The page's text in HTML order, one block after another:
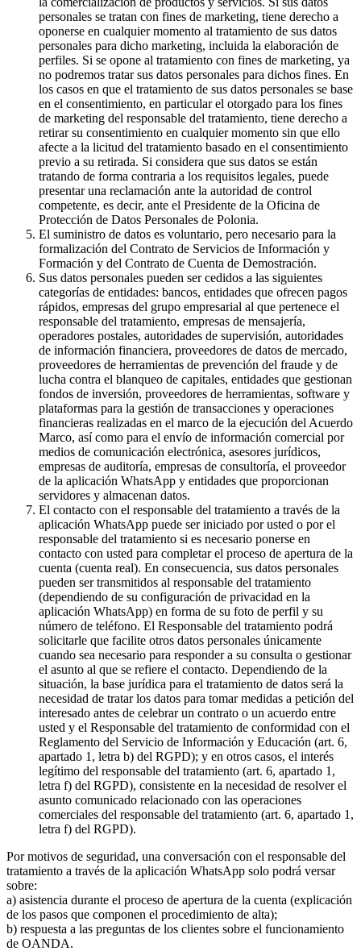
personales se tratan con fines de marketing, tiene derecho a
oponerse en cualquier momento al tratamiento de sus datos
personales para dicho marketing, incluida la elaboración de
perfiles. Si se opone al tratamiento con fines de marketing, ya
no podremos tratar sus datos personales para dichos fines. En
los casos en que el tratamiento de sus datos personales se base
en el consentimiento, en particular el otorgado para los fines
de marketing del responsable del tratamiento, tiene derecho a
retirar su consentimiento en cualquier momento sin que ello
afecte a la licitud del tratamiento basado en el consentimiento
previo a su retirada. Si considera que sus datos se están
tratando de forma contraria a los requisitos legales, puede
presentar una reclamación ante la autoridad de control
competente, es decir, ante el Presidente de la Oficina de
Protección de Datos Personales de Polonia.
El suministro de datos es voluntario, pero necesario para la
formalización del Contrato de Servicios de Información y
Formación y del Contrato de Cuenta de Demostración.
Sus datos personales pueden ser cedidos a las siguientes
categorías de entidades: bancos, entidades que ofrecen pagos
rápidos, empresas del grupo empresarial al que pertenece el
responsable del tratamiento, empresas de mensajería,
operadores postales, autoridades de supervisión, autoridades
de información financiera, proveedores de datos de mercado,
proveedores de herramientas de prevención del fraude y de
lucha contra el blanqueo de capitales, entidades que gestionan
fondos de inversión, proveedores de herramientas, software y
plataformas para la gestión de transacciones y operaciones
financieras realizadas en el marco de la ejecución del Acuerdo
Marco, así como para el envío de información comercial por
medios de comunicación electrónica, asesores jurídicos,
empresas de auditoría, empresas de consultoría, el proveedor
de la aplicación WhatsApp y entidades que proporcionan
servidores y almacenan datos.
El contacto con el responsable del tratamiento a través de la
aplicación WhatsApp puede ser iniciado por usted o por el
responsable del tratamiento si es necesario ponerse en
contacto con usted para completar el proceso de apertura de la
cuenta (cuenta real). En consecuencia, sus datos personales
pueden ser transmitidos al responsable del tratamiento
(dependiendo de su configuración de privacidad en la
aplicación WhatsApp) en forma de su foto de perfil y su
número de teléfono. El Responsable del tratamiento podrá
solicitarle que facilite otros datos personales únicamente
cuando sea necesario para responder a su consulta o gestionar
el asunto al que se refiere el contacto. Dependiendo de la
situación, la base jurídica para el tratamiento de datos será la
necesidad de tratar los datos para tomar medidas a petición del
interesado antes de celebrar un contrato o un acuerdo entre
usted y el Responsable del tratamiento de conformidad con el
Reglamento del Servicio de Información y Educación (art. 6,
apartado 1, letra b) del RGPD); y en otros casos, el interés
legítimo del responsable del tratamiento (art. 6, apartado 1,
letra f) del RGPD), consistente en la necesidad de resolver el
asunto comunicado relacionado con las operaciones
comerciales del responsable del tratamiento (art. 6, apartado 1,
letra f) del RGPD).
Por motivos de seguridad, una conversación con el responsable del
tratamiento a través de la aplicación WhatsApp solo podrá versar
sobre:
a) asistencia durante el proceso de apertura de la cuenta (explicación
de los pasos que componen el procedimiento de alta);
b) respuesta a las preguntas de los clientes sobre el funcionamiento
de OANDA.